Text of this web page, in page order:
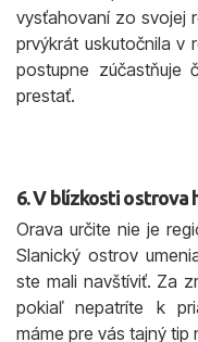
vysťahovaní zo svojej
prvýkrát uskutočnila v
postupne zúčastňuje
prestať.
6. V blízkosti ostrova
Orava určite nie je
Slanický ostrov
ste mali navštíviť. Za
pokiaľ nepatríte k
máme pre vás tajný tip